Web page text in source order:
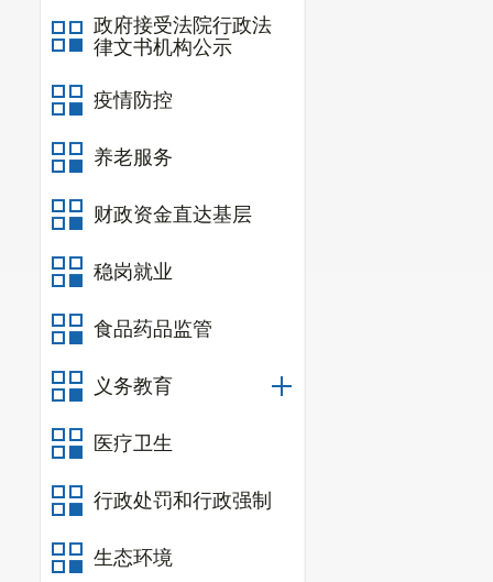
政府接受法院行政法
律文书机构公示
疫情防控
养老服务
财政资金直达基层
稳岗就业
食品药品监管
义务教育
医疗卫生
行政处罚和行政强制
生态环境